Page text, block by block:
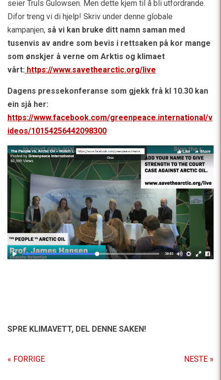
seier Truls Gulowsen. Men dette kjem til å bli utfordrande.
Difor treng vi di hjelp! Skriv under denne globale
kampanjen, så vi kan bruke ditt namn saman med
tusenvis av andre som bevis i rettsaken på kor mange
som ønskjer å verne om Arktis og klimaet
vårt: https://www.savethearctic.org/live
Dagens pressekonferanse som gjekk frå kl 10.30 kan
ein sjå her:
https://www.facebook.com/greenpeace.international/v
ideos/10154256442098300
SPRE KLIMAVETT, DEL DENNE SAKEN!
« FORRIGE NESTE »